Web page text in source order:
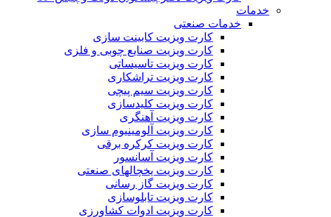
خدمات
خدمات صنعتی
کارت ویزیت کابینت سازی
کارت ویزیت صنایع چوبی و فلزی
کارت ویزیت تاسیساتی
کارت ویزیت تراشکاری
کارت ویزیت سیم پیچی
کارت ویزیت کلیدسازی
کارت ویزیت آهنگری
کارت ویزیت آلومینیوم سازی
کارت ویزیت کرکره برقی
کارت ویزیت آسانسور
کارت ویزیت یخچالهای صنعتی
کارت ویزیت گاز رسانی
کارت ویزیت تابلوسازی
کارت ویزیت ادوات کشاورزی